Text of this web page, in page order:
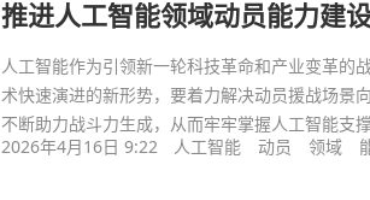
推进人工智能领域动员能力建
人工智能作为引领新一轮科技革命和产业变革的
术快速演进的新形势，要着力解决动员援战场景
不断助力战斗力生成，从而牢牢掌握人工智能支
2026年4月16日 9:22 人工智能 动员 领域